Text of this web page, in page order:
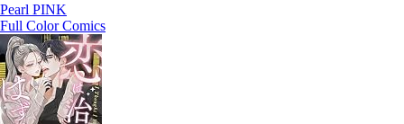
Pearl PINK
Full Color Comics